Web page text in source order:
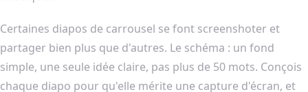
Certaines diapos de carrousel se font screenshoter et
partager bien plus que d'autres. Le schéma : un fond
simple, une seule idée claire, pas plus de 50 mots. Conçois
chaque diapo pour qu'elle mérite une capture d'écran, et